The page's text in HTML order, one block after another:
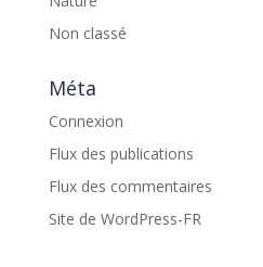
Non classé
Méta
Connexion
Flux des publications
Flux des commentaires
Site de WordPress-FR